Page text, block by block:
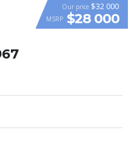
Our price $32 000
MSRP $28 000